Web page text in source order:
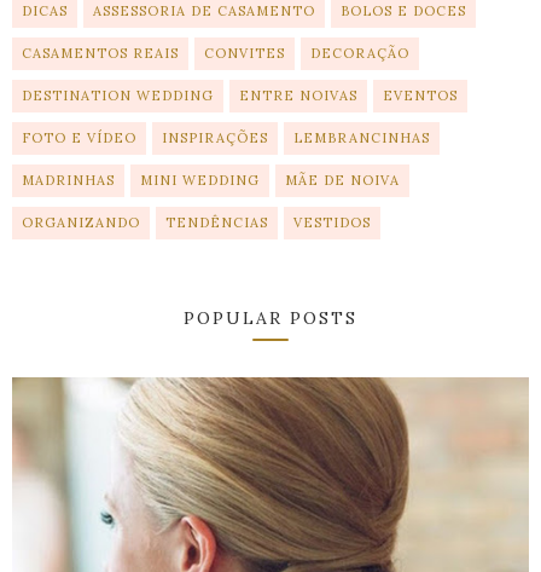
DICAS ASSESSORIA DE CASAMENTO BOLOS E DOCES
CASAMENTOS REAIS CONVITES DECORAÇÃO
DESTINATION WEDDING ENTRE NOIVAS EVENTOS
FOTO E VÍDEO INSPIRAÇÕES LEMBRANCINHAS
MADRINHAS MINI WEDDING MÃE DE NOIVA
ORGANIZANDO TENDÊNCIAS VESTIDOS
POPULAR POSTS